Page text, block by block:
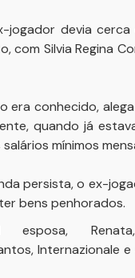
jogador devia cerca
com Silvia Regina
era conhecido,
quando já
mínimos
persista, o ex-
bens penhorados.
esposa,
Internazionale